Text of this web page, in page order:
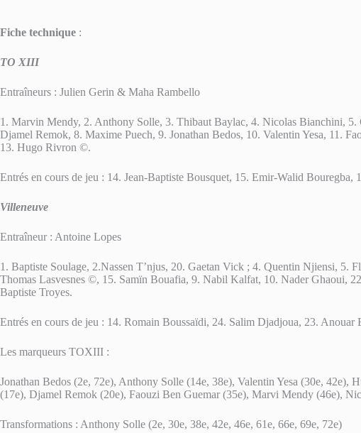
Fiche technique :
TO XIII
Entraîneurs : Julien Gerin & Maha Rambello
1. Marvin Mendy, 2. Anthony Solle, 3. Thibaut Baylac, 4. Nicolas Bianchini,
Djamel Remok, 8. Maxime Puech, 9. Jonathan Bedos, 10. Valentin Yesa, 11.
13. Hugo Rivron ©.
Entrés en cours de jeu : 14. Jean-Baptiste Bousquet, 15. Emir-Walid
Villeneuve
Entraîneur : Antoine Lopes
1. Baptiste Soulage, 2.Nassen T’njus, 20. Gaetan Vick ; 4. Quentin Njiensi, 5.
Thomas Lasvesnes ©, 15. Samïn Bouafia, 9. Nabil Kalfat, 10. Nader Ghaoui,
Baptiste Troyes.
Entrés en cours de jeu : 14. Romain Boussaïdi, 24. Salim Djadjoua, 23. Anouar
Les marqueurs TOXIII :
Jonathan Bedos (2e, 72e), Anthony Solle (14e, 38e), Valentin Yesa (30e, 42e),
(17e), Djamel Remok (20e), Faouzi Ben Guemar (35e), Marvi Mendy (46e),
Transformations : Anthony Solle (2e, 30e, 38e, 42e, 46e, 61e, 66e, 69e, 72e)